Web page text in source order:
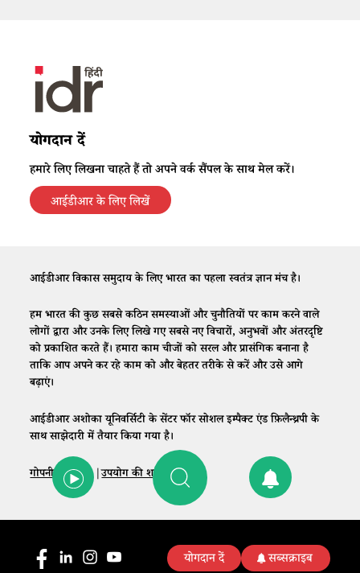
योगदान दें
हमारे लिए लिखना चाहते हैं तो अपने वर्क सैंपल के साथ मेल करें।
आईडीआर के लिए लिखें
आईडीआर विकास समुदाय के लिए भारत का पहला स्वतंत्र ज्ञान मंच है।
हम भारत की कुछ सबसे कठिन समस्याओं और चुनौतियों पर काम करने वाले
लोगों द्वारा और उनके लिए लिखे गए सबसे नए विचारों, अनुभवों और अंतरदृष्टि
को प्रकाशित करते हैं। हमारा काम चीजों को सरल और प्रासंगिक बनाना है
ताकि आप अपने कर रहे काम को और बेहतर तरीके से करें और उसे आगे
बढ़ाएं।
आईडीआर अशोका यूनिवर्सिटी के सेंटर फॉर सोशल इम्पैक्ट एंड फ़िलैन्थ्रपी के
साथ साझेदारी में तैयार किया गया है।
गोपनीयता नीति|उपयोग की शर्तें |संपर्क
योगदान दें सब्सक्राइब